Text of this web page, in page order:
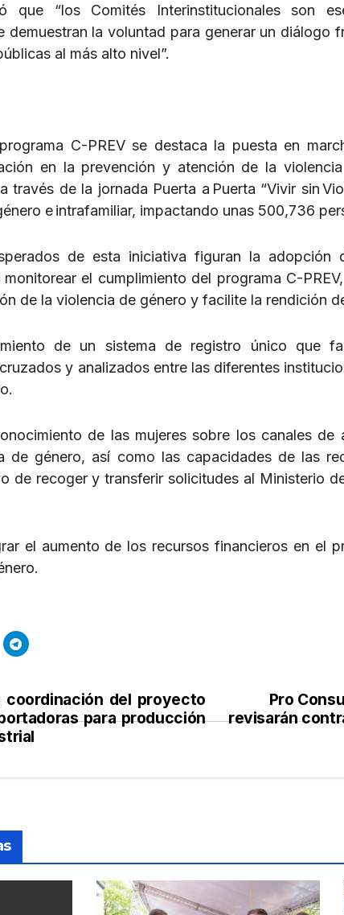
que “los Comités Interinstitucionales son
demuestran la voluntad para generar un diálogo
al más alto nivel”.
C-PREV se destaca la puesta en
en la prevención y atención de la
través de la jornada Puerta a Puerta “Vivir sin
e intrafamiliar, impactando unas 500,736
de esta iniciativa figuran la adopción
el cumplimiento del programa C-
de la violencia de género y facilite la rendición
de un sistema de registro único que
y analizados entre las diferentes
de las mujeres sobre los canales
de género, así como las capacidades de las
de recoger y transferir solicitudes al Ministerio
el aumento de los recursos financieros en el
Pro
revisarán
coordinación del proyecto
para producción